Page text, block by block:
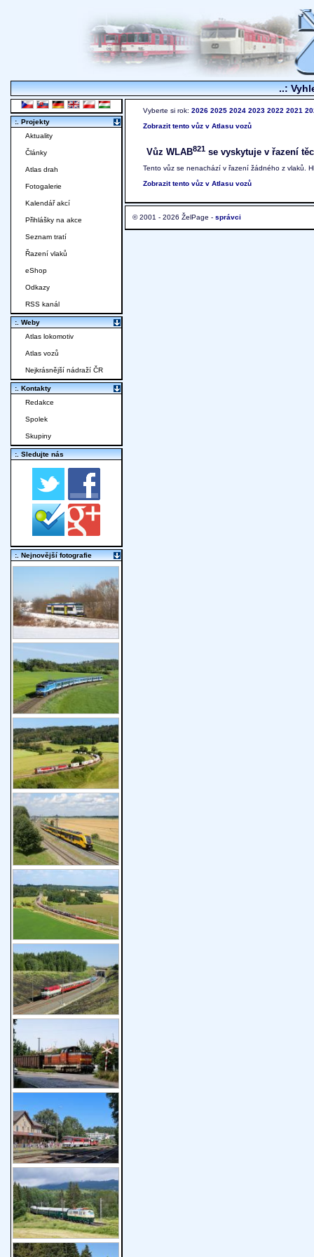
..:
Vyberte si rok: 2026 2025 2024 2023 2022 2021
Zobrazit tento vůz v Atlasu vozů
Vůz WLAB821 se vyskytuje v řazení
Tento vůz se nenachází v řazení žádného z vlaků.
Zobrazit tento vůz v Atlasu vozů
© 2001 - 2026 ŽelPage - správci
:. Projekty
Aktuality
Články
Atlas drah
Fotogalerie
Kalendář akcí
Přihlášky na akce
Seznam tratí
Řazení vlaků
eShop
Odkazy
RSS kanál
:. Weby
Atlas lokomotiv
Atlas vozů
Nejkrásnější nádraží ČR
:. Kontakty
Redakce
Spolek
Skupiny
:. Sledujte nás
:. Nejnovější fotografie